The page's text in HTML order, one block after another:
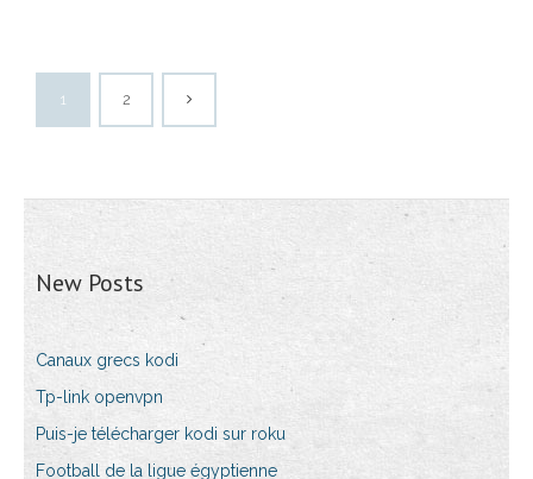
1 2
New Posts
Canaux grecs kodi
Tp-link openvpn
Puis-je télécharger kodi sur roku
Football de la ligue égyptienne